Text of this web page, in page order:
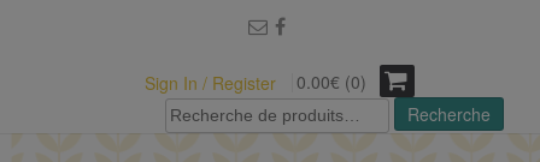
Sign In / Register
0.00€ (0)
Recherche
pour :
Recherche